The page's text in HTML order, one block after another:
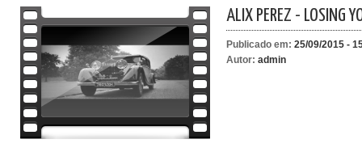
ALIX PEREZ - LOSING
Publicado em: 25/09/2015 -
Autor: admin